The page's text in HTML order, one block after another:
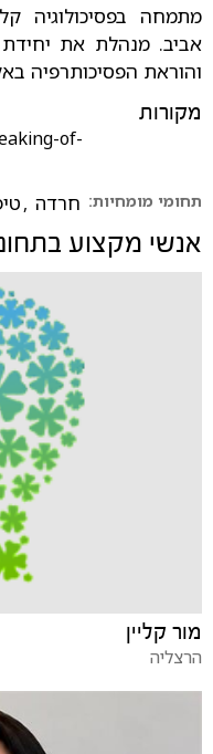
מתמחה בפסיכולוגיה
אביב. מנהלת את
והוראת הפסיכותרפיה
מקורות
of-
תחומי מומחיות: חרדה ,
אנשי מקצוע
מור קליין
הרצליה